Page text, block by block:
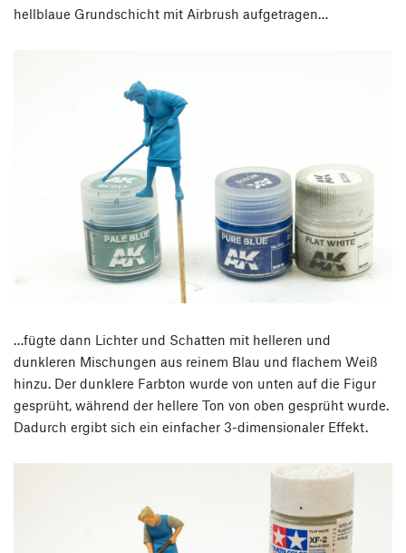
hellblaue Grundschicht mit Airbrush aufgetragen…
…fügte dann Lichter und Schatten mit helleren und
dunkleren Mischungen aus reinem Blau und flachem Weiß
hinzu. Der dunklere Farbton wurde von unten auf die Figur
gesprüht, während der hellere Ton von oben gesprüht wurde.
Dadurch ergibt sich ein einfacher 3-dimensionaler Effekt.